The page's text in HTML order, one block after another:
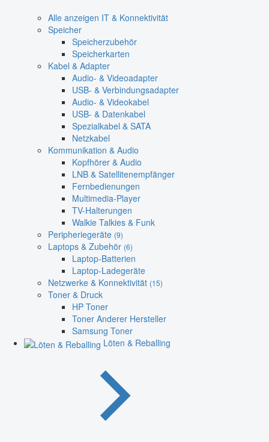
Alle anzeigen IT & Konnektivität
Speicher
Speicherzubehör
Speicherkarten
Kabel & Adapter
Audio- & Videoadapter
USB- & Verbindungsadapter
Audio- & Videokabel
USB- & Datenkabel
Spezialkabel & SATA
Netzkabel
Kommunikation & Audio
Kopfhörer & Audio
LNB & Satellitenempfänger
Fernbedienungen
Multimedia-Player
TV-Halterungen
Walkie Talkies & Funk
Peripheriegeräte (9)
Laptops & Zubehör (6)
Laptop-Batterien
Laptop-Ladegeräte
Netzwerke & Konnektivität (15)
Toner & Druck
HP Toner
Toner Anderer Hersteller
Samsung Toner
Löten & Reballing